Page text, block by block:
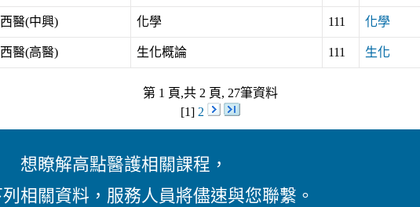
醫(中興) 化學 111 化學
醫(高醫) 生化概論 111 生化
第 1 頁,共 2 頁, 27筆資料
[1] 2
想瞭解高點醫護相關課程，
相關資料，服務人員將儘速與您聯繫。